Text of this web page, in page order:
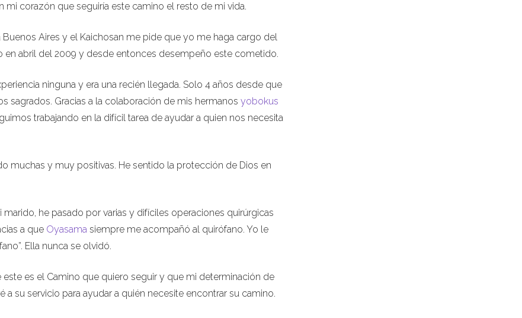
mi corazón que seguiría este camino el resto de mi vida.
Aires y el Kaichosan me pide que yo me haga cargo del
en abril del 2009 y desde entonces desempeño este cometido.
ninguna y era una recién llegada. Solo 4 años desde que
sagrados. Gracias a la colaboración de mis hermanos yobokus
trabajando en la difícil tarea de ayudar a quien nos necesita
muchas y muy positivas. He sentido la protección de Dios en
he pasado por varias y difíciles operaciones quirúrgicas
a que Oyasama siempre me acompañó al quirófano. Yo le
Ella nunca se olvidó.
es el Camino que quiero seguir y que mi determinación de
a su servicio para ayudar a quién necesite encontrar su camino.